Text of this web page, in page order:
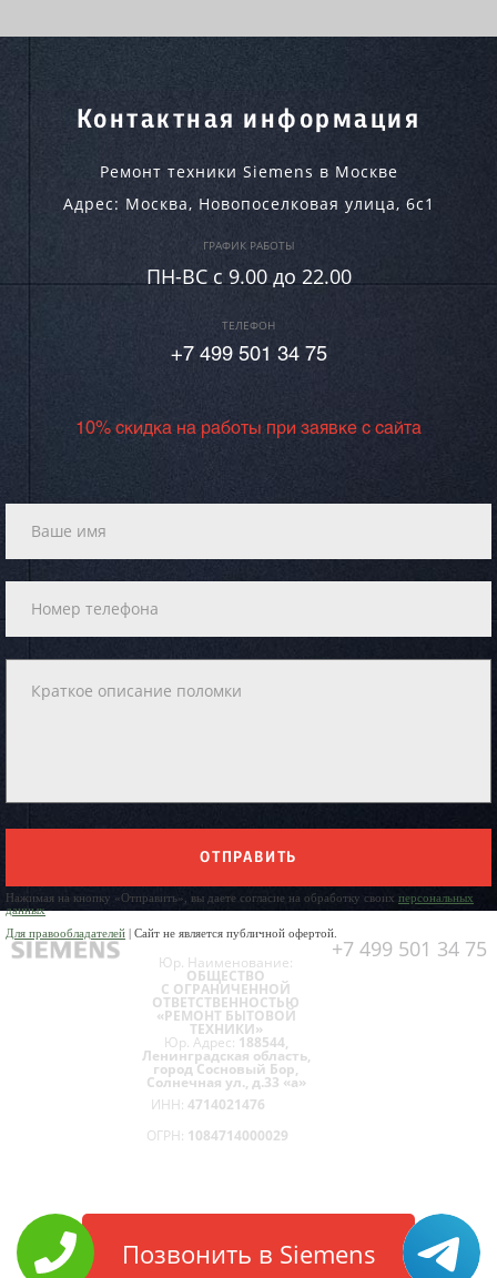
Контактная информация
Ремонт техники Siemens в Москве
Адрес: Москва, Новопоселковая улица, 6с1
ГРАФИК РАБОТЫ
ПН-ВC c 9.00 до 22.00
ТЕЛЕФОН
+7 499 501 34 75
10% скидка на работы при заявке с сайта
ОТПРАВИТЬ
Нажимая на кнопку «Отправить», вы даете согласие на обработку своих персональных
данных
Для правообладателей | Сайт не является публичной офертой.
+7 499 501 34 75
Юр. Наименование:
ОБЩЕСТВО
С ОГРАНИЧЕННОЙ
ОТВЕТСТВЕННОСТЬЮ
«РЕМОНТ БЫТОВОЙ
ТЕХНИКИ»
Юр. Адрес: 188544,
Ленинградская область,
город Сосновый Бор,
Солнечная ул., д.33 «а»
ИНН: 4714021476
ОГРН: 1084714000029
Позвонить в Siemens